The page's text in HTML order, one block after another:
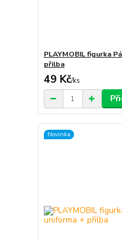
PLAYMOBIL figurka
přilba
49 Kč/ks
Novinka